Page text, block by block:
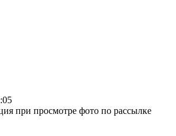
при просмотре фото по рассылке